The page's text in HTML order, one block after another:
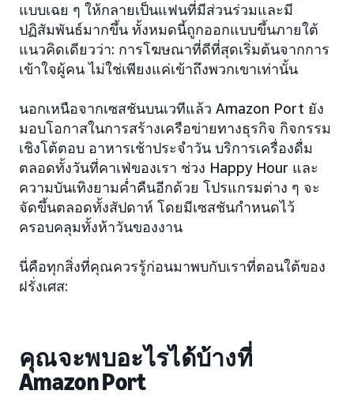
แบบเฉย ๆ ให้กลายเป็นแฟนที่มีส่วนร่วมและมี
ปฏิสัมพันธ์มากขึ้น ทั้งหมดนี้ถูกออกแบบขึ้นภายใต้
แนวคิดเดียวว่า: การโฆษณาที่ดีที่สุดเริ่มต้นจากการ
เข้าใจผู้คน ไม่ใช่เพียงแค่เข้าถึงพวกเขาเท่านั้น
นอกเหนือจากเซสชันบนเวทีแล้ว Amazon Port ยัง
มอบโอกาสในการสร้างเครือข่ายทางธุรกิจ กิจกรรม
เชิงโต้ตอบ อาหารเช้าประจำวัน บริการเครื่องดื่ม
ตลอดทั้งวันที่คาเฟ่ของเรา ช่วง Happy Hour และ
ความบันเทิงยามค่ำคืนอีกด้วย โปรแกรมต่าง ๆ จะ
จัดขึ้นตลอดทั้งสัปดาห์ โดยมีเซสชันกำหนดไว้
ครอบคลุมทั้งห้าวันของงาน
นี่คือทุกสิ่งที่คุณควรรู้ก่อนมาพบกับเราที่ตอนใต้ของ
ฝรั่งเศส:
คุณจะพบอะไรได้บ้างที่
Amazon Port